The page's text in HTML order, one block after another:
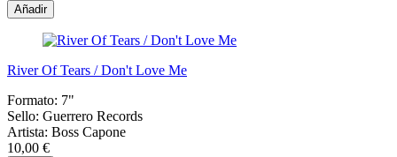
Añadir
River Of Tears / Don't Love Me
Formato: 7"
Sello: Guerrero Records
Artista: Boss Capone
10,00 €